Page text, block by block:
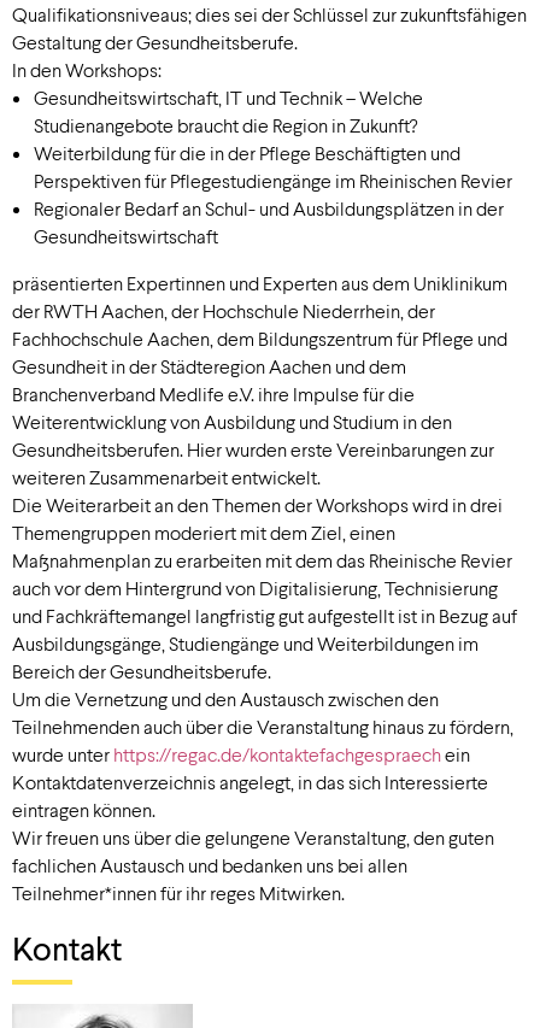
Kontakt
Qualifikationsniveaus; dies sei der Schlüssel zur zukunftsfähigen
Gestaltung der Gesundheitsberufe.
In den Workshops:
Gesundheitswirtschaft, IT und Technik – Welche
Studienangebote braucht die Region in Zukunft?
Weiterbildung für die in der Pflege Beschäftigten und
Perspektiven für Pflegestudiengänge im Rheinischen Revier
Regionaler Bedarf an Schul- und Ausbildungsplätzen in der
Gesundheitswirtschaft
präsentierten Expertinnen und Experten aus dem Uniklinikum
der RWTH Aachen, der Hochschule Niederrhein, der
Fachhochschule Aachen, dem Bildungszentrum für Pflege und
Gesundheit in der Städteregion Aachen und dem
Branchenverband Medlife e.V. ihre Impulse für die
Weiterentwicklung von Ausbildung und Studium in den
Gesundheitsberufen. Hier wurden erste Vereinbarungen zur
weiteren Zusammenarbeit entwickelt.
Die Weiterarbeit an den Themen der Workshops wird in drei
Themengruppen moderiert mit dem Ziel, einen
Maßnahmenplan zu erarbeiten mit dem das Rheinische Revier
auch vor dem Hintergrund von Digitalisierung, Technisierung
und Fachkräftemangel langfristig gut aufgestellt ist in Bezug auf
Ausbildungsgänge, Studiengänge und Weiterbildungen im
Bereich der Gesundheitsberufe.
Um die Vernetzung und den Austausch zwischen den
Teilnehmenden auch über die Veranstaltung hinaus zu fördern,
wurde unter https://regac.de/kontaktefachgespraechein
Kontaktdatenverzeichnis angelegt, in das sich Interessierte
eintragen können.
Wir freuen uns über die gelungene Veranstaltung, den guten
fachlichen Austausch und bedanken uns bei allen
Teilnehmer*innen für ihr reges Mitwirken.